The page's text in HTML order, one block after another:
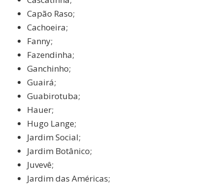
Capão Raso;
Cachoeira;
Fanny;
Fazendinha;
Ganchinho;
Guairá;
Guabirotuba;
Hauer;
Hugo Lange;
Jardim Social;
Jardim Botânico;
Juvevê;
Jardim das Américas;